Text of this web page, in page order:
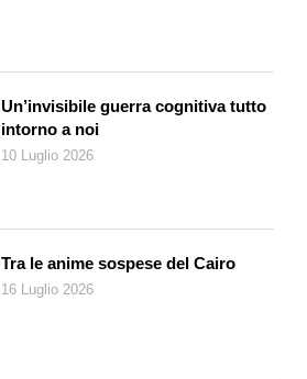
Un’invisibile guerra cognitiva tutto
intorno a noi
10 Luglio 2026
Tra le anime sospese del Cairo
16 Luglio 2026